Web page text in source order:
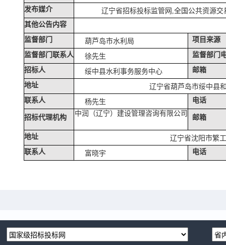
发布媒介
辽宁省招标投标监管网 ,全国公共资源
其他公告内容
监督部门
葫芦岛市水利局
项目来源
监督部门联系人
徐先生
监督部门
招标人
绥中县水利事务服务中心
邮箱
地址
辽宁省葫芦岛市绥中县
联系人
杨先生 电话
招标代理机构
中润（辽宁）建设管理咨询有限公司
邮箱
地址
辽宁省沈阳市繁
联系人
富晓宇 电话